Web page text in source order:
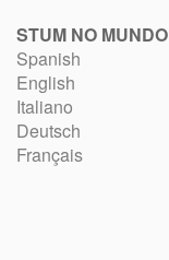
STUM NO MUNDO
Spanish
English
Italiano
Deutsch
Français